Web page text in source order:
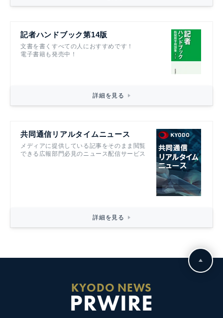
記者ハンドブック第14版
文書を書くすべての人におすすめです！
電子書籍も発売中！
詳細を見る
共同通信リアルタイムニュース
メディアに提供している記事をそのまま閲覧
できる広報部門必見のニュース配信サービス
詳細を見る
KYODO NEWS
PRWIRE